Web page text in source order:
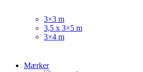
3×3 m
3,5 x 3×5 m
3×4 m
Mærker